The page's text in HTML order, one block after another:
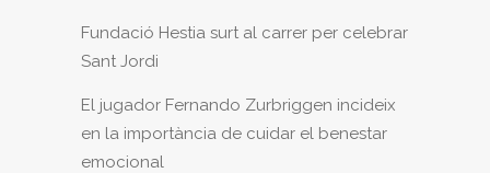
Fundació Hestia surt al carrer per celebrar
Sant Jordi
El jugador Fernando Zurbriggen incideix
en la importància de cuidar el benestar
emocional